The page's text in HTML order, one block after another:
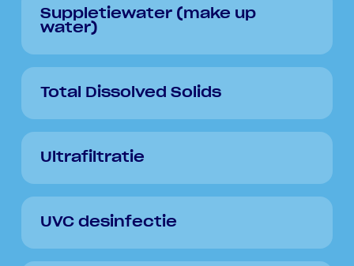
Suppletiewater (make up
water)
Total Dissolved Solids
Ultrafiltratie
UVC desinfectie